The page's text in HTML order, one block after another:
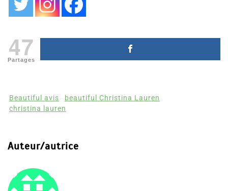
47
Partages
Beautiful avis
beautiful Christina Lauren
christina lauren
Auteur/autrice